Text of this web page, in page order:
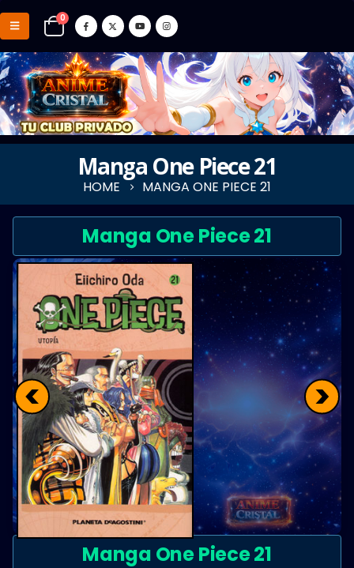
0
Manga One Piece 21
HOME MANGA ONE PIECE 21
Manga One Piece 21
< >
Manga One Piece 21